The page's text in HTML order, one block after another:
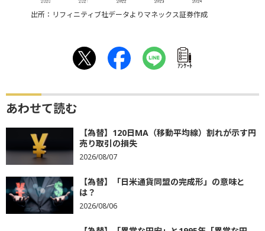
出所：リフィニティブ社データよりマネックス証券作成
ｱﾝｹｰﾄ
あわせて読む
【為替】120日MA（移動平均線）割れが示す円
売り取引の損失
2026/08/07
【為替】「日米通貨同盟の完成形」の意味と
は？
2026/08/06